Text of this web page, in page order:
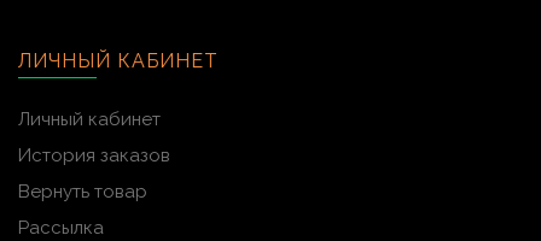
ЛИЧНЫЙ КАБИНЕТ
Личный кабинет
История заказов
Вернуть товар
Рассылка